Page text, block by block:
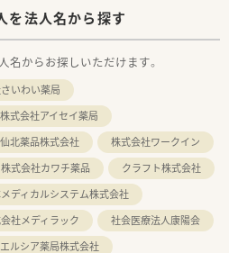
を法人名から探す
名からお探しいただけます。
いわい薬局
株式会社アイセイ薬局
仙北薬品株式会社
株式会社ワークイン
株式会社カワチ薬品
クラフト株式会社
ディカルシステム株式会社
社メディラック
社会医療法人康陽会
ルシア薬局株式会社